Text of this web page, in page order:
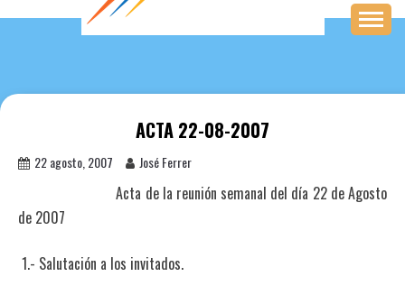
ACTA 22-08-2007
22 agosto, 2007 José Ferrer
Acta de la reunión semanal del día 22 de Agosto
de 2007
1.- Salutación a los invitados.